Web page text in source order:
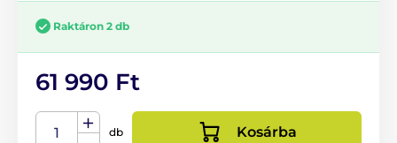
Raktáron 2 db
61 990 Ft
db Kosárba